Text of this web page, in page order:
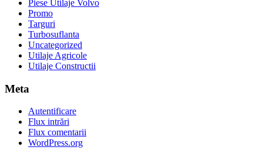
Piese Utilaje Volvo
Promo
Targuri
Turbosuflanta
Uncategorized
Utilaje Agricole
Utilaje Constructii
Meta
Autentificare
Flux intrări
Flux comentarii
WordPress.org